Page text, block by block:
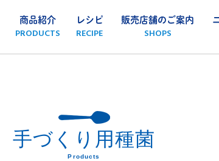
商品紹介
PRODUCTS
レシピ
RECIPE
販売店舗のご案内
SHOPS
手づくり用種菌
Products